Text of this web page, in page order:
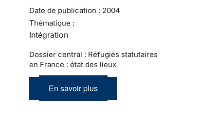
Date de publication : 2004
Thématique :
Intégration
Dossier central : Réfugiés statutaires
en France : état des lieux
En savoir plus